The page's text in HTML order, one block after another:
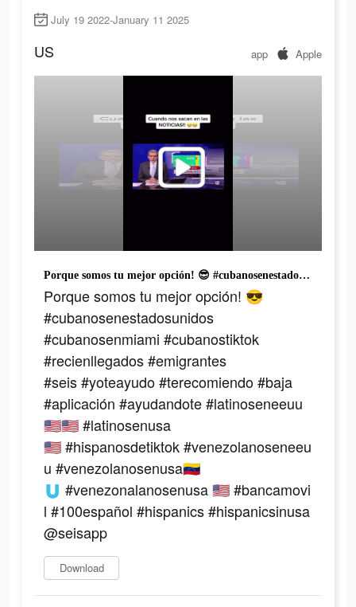
July 19 2022-January 11 2025
US app Apple
Porque somos tu mejor opción! 😎 #cubanosenestadosunidos #cubanosenmiami #cubanostiktok #recienllegados #emigrantes #seis #yoteayudo #terecomiendo #baja #aplicación #ayudandote #latinoseneeuu🇺🇸🇺🇸 #latinosenusa🇺🇸 #hispanosdetiktok #venezolanoseneeuu #venezolanosenusa🇻🇪🇺 #venezonalanosenusa 🇺🇸 #bancamovil #100español #hispanics #hispanicsinusa @seisapp
Porque somos tu mejor opción! 😎
#cubanosenestadosunidos
#cubanosenmiami #cubanostiktok
#recienllegados #emigrantes
#seis #yoteayudo #terecomiendo #baja
#aplicación #ayudandote #latinoseneeuu
🇺🇸🇺🇸 #latinosenusa
🇺🇸 #hispanosdetiktok #venezolanoseneeu
u #venezolanosenusa🇻🇪
🇺 #venezonalanosenusa 🇺🇸 #bancamovi
l #100español #hispanics #hispanicsinusa
@seisapp
Download